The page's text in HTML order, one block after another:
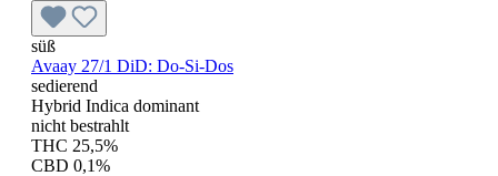
süß
Avaay 27/1 DiD: Do-Si-Dos
sedierend
Hybrid Indica dominant
nicht bestrahlt
THC 25,5%
CBD 0,1%